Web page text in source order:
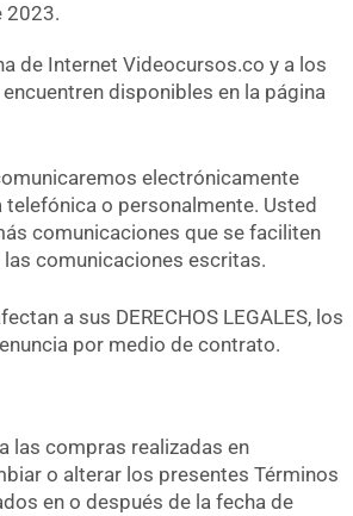
2023.
de Internet Videocursos.co y a los
disponibles en la página
electrónicamente
o personalmente. Usted
comunicaciones que se faciliten
comunicaciones escritas.
a sus DERECHOS LEGALES, los
por medio de contrato.
las compras realizadas en
o alterar los presentes Términos
en o después de la fecha de